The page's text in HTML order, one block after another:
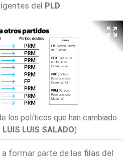
del PLD.
los políticos que han cambiado
LUIS LUIS SALADO)
formar parte de las filas del